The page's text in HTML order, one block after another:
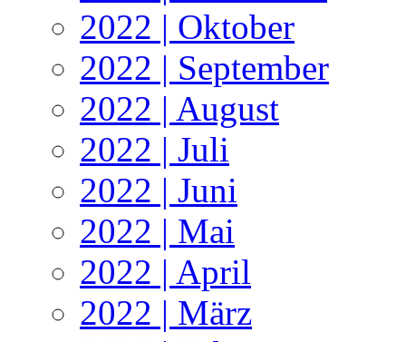
2022 | Oktober
2022 | September
2022 | August
2022 | Juli
2022 | Juni
2022 | Mai
2022 | April
2022 | März